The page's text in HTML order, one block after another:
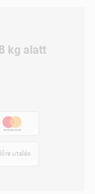
kg alatt
utalás